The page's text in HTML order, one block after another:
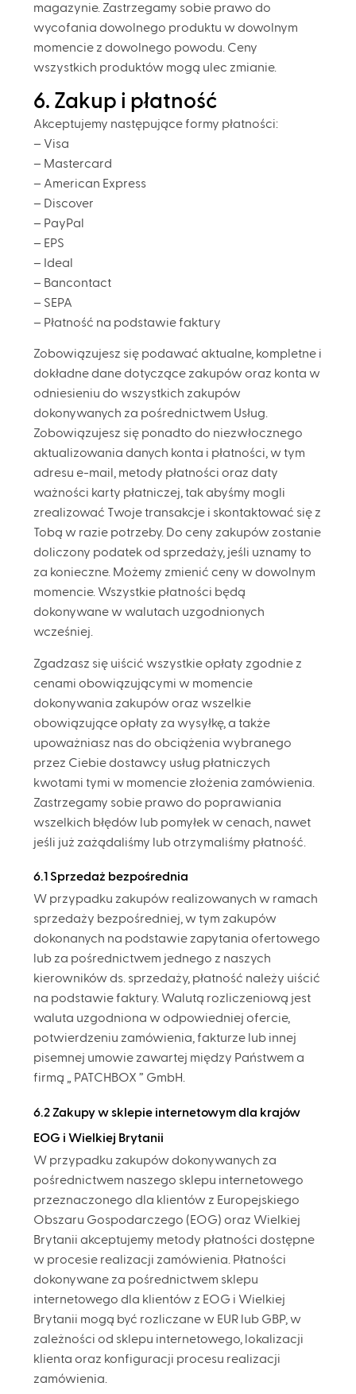
magazynie. Zastrzegamy sobie prawo do
wycofania dowolnego produktu w dowolnym
momencie z dowolnego powodu. Ceny
wszystkich produktów mogą ulec zmianie.
6. Zakup i płatność
Akceptujemy następujące formy płatności:
– Visa
– Mastercard
– American Express
– Discover
– PayPal
– EPS
– Ideal
– Bancontact
– SEPA
– Płatność na podstawie faktury
Zobowiązujesz się podawać aktualne, kompletne i
dokładne dane dotyczące zakupów oraz konta w
odniesieniu do wszystkich zakupów
dokonywanych za pośrednictwem Usług.
Zobowiązujesz się ponadto do niezwłocznego
aktualizowania danych konta i płatności, w tym
adresu e-mail, metody płatności oraz daty
ważności karty płatniczej, tak abyśmy mogli
zrealizować Twoje transakcje i skontaktować się z
Tobą w razie potrzeby. Do ceny zakupów zostanie
doliczony podatek od sprzedaży, jeśli uznamy to
za konieczne. Możemy zmienić ceny w dowolnym
momencie. Wszystkie płatności będą
dokonywane w walutach uzgodnionych
wcześniej.
Zgadzasz się uiścić wszystkie opłaty zgodnie z
cenami obowiązującymi w momencie
dokonywania zakupów oraz wszelkie
obowiązujące opłaty za wysyłkę, a także
upoważniasz nas do obciążenia wybranego
przez Ciebie dostawcy usług płatniczych
kwotami tymi w momencie złożenia zamówienia.
Zastrzegamy sobie prawo do poprawiania
wszelkich błędów lub pomyłek w cenach, nawet
jeśli już zażądaliśmy lub otrzymaliśmy płatność.
6.1 Sprzedaż bezpośrednia
W przypadku zakupów realizowanych w ramach
sprzedaży bezpośredniej, w tym zakupów
dokonanych na podstawie zapytania ofertowego
lub za pośrednictwem jednego z naszych
kierowników ds. sprzedaży, płatność należy uiścić
na podstawie faktury. Walutą rozliczeniową jest
waluta uzgodniona w odpowiedniej ofercie,
potwierdzeniu zamówienia, fakturze lub innej
pisemnej umowie zawartej między Państwem a
firmą „ PATCHBOX ” GmbH.
6.2 Zakupy w sklepie internetowym dla krajów
EOG i Wielkiej Brytanii
W przypadku zakupów dokonywanych za
pośrednictwem naszego sklepu internetowego
przeznaczonego dla klientów z Europejskiego
Obszaru Gospodarczego (EOG) oraz Wielkiej
Brytanii akceptujemy metody płatności dostępne
w procesie realizacji zamówienia. Płatności
dokonywane za pośrednictwem sklepu
internetowego dla klientów z EOG i Wielkiej
Brytanii mogą być rozliczane w EUR lub GBP, w
zależności od sklepu internetowego, lokalizacji
klienta oraz konfiguracji procesu realizacji
zamówienia.